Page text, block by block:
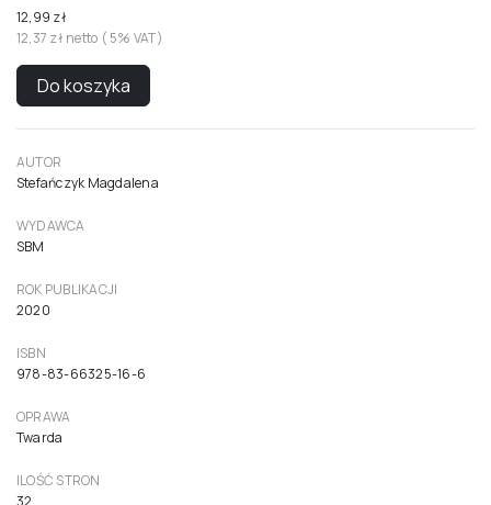
12,99 zł
12,37 zł netto ( 5% VAT)
Do koszyka
AUTOR
Stefańczyk Magdalena
WYDAWCA
SBM
ROK PUBLIKACJI
2020
ISBN
978-83-66325-16-6
OPRAWA
Twarda
ILOŚĆ STRON
32